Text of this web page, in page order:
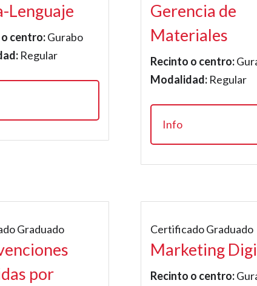
Lenguaje
centro:Gurabo
Regular
Gerencia de
Materiales
Recinto o centro:
Modalidad: Regular
Info
Graduado
por
Certificado Graduado
Marketing
Recinto o centro: